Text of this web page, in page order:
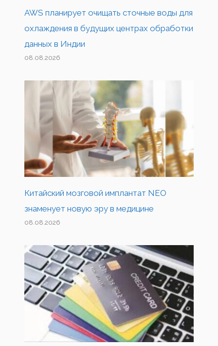
AWS планирует очищать сточные воды для
охлаждения в будущих центрах обработки
данных в Индии
08.08.2026
Китайский мозговой имплантат NEO
знаменует новую эру в медицине
08.08.2026